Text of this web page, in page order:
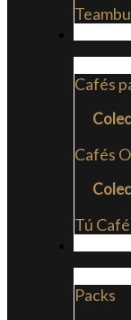
Cafés
Cafés
Tú
Packs